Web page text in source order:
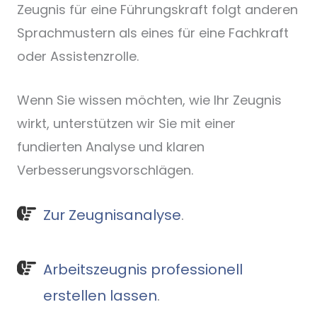
Zeugnis für eine Führungskraft folgt anderen
Sprachmustern als eines für eine Fachkraft
oder Assistenzrolle.
Wenn Sie wissen möchten, wie Ihr Zeugnis
wirkt, unterstützen wir Sie mit einer
fundierten Analyse und klaren
Verbesserungsvorschlägen.
Zur Zeugnisanalyse.
Arbeitszeugnis professionell
erstellen lassen.